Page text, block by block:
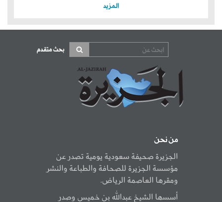
المزيد
بحث متقدم
من نحن
الجزيرة صحيفة سعودية يومية تصدر عن
مؤسسة الجزيرة للصحافة والطباعة والنشر
ومقرها العاصمة الرياض.
أسسها الشيخ عبدالله بن خميس وصدر